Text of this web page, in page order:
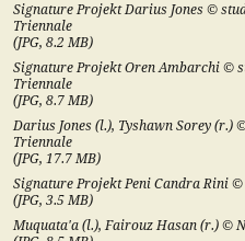
Signature Projekt Darius Jones ©
Triennale
(JPG, 8.2 MB)
Signature Projekt Oren Ambarchi ©
Triennale
(JPG, 8.7 MB)
Darius Jones (l.), Tyshawn Sorey
Triennale
(JPG, 17.7 MB)
Signature Projekt Peni Candra Rini
(JPG, 3.5 MB)
Muquata'a (l.), Fairouz Hasan (r.) ©